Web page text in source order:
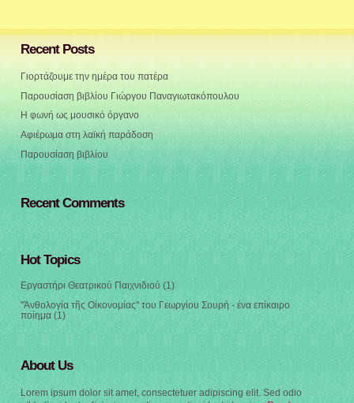
Recent Posts
Γιορτάζουμε την ημέρα του πατέρα
Παρουσίαση βιβλίου Γιώργου Παναγιωτακόπουλου
Η φωνή ως μουσικό όργανο
Αφιέρωμα στη λαϊκή παράδοση
Παρουσίαση βιβλίου
Recent Comments
Hot Topics
Εργαστήρι Θεατρικού Παιχνιδιού (1)
"Ἀνθολογία τῆς Οἰκονομίας" του Γεωργίου Σουρή - ένα επίκαιρο
ποίημα (1)
About Us
Lorem ipsum dolor sit amet, consectetuer adipiscing elit. Sed odio